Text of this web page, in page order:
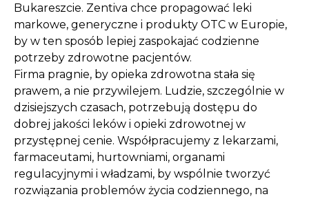
Bukareszcie. Zentiva chce propagować leki
markowe, generyczne i produkty OTC w Europie,
by w ten sposób lepiej zaspokajać codzienne
potrzeby zdrowotne pacjentów.
Firma pragnie, by opieka zdrowotna stała się
prawem, a nie przywilejem. Ludzie, szczególnie w
dzisiejszych czasach, potrzebują dostępu do
dobrej jakości leków i opieki zdrowotnej w
przystępnej cenie. Współpracujemy z lekarzami,
farmaceutami, hurtowniami, organami
regulacyjnymi i władzami, by wspólnie tworzyć
rozwiązania problemów życia codziennego, na